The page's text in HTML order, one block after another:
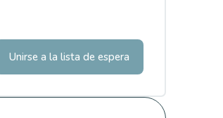
Unirse a la lista de espera